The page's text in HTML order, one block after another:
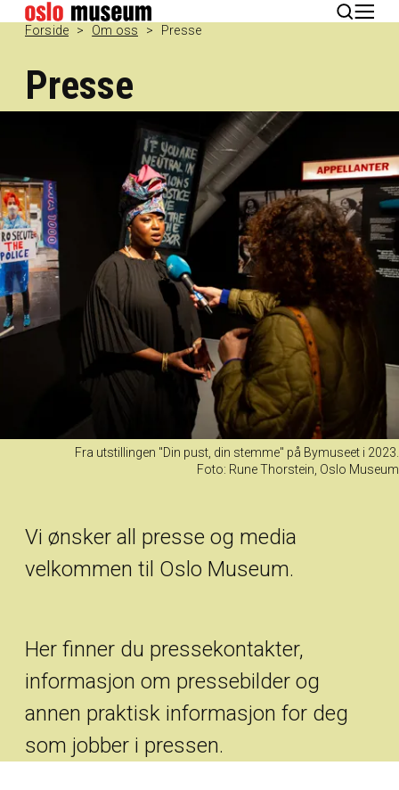
English
Forside Om oss Presse
Presse
Fra utstillingen "Din pust, din stemme" på Bymuseet i 2023.
Foto: Rune Thorstein, Oslo Museum
Vi ønsker all presse og media
velkommen til Oslo Museum.
Her finner du pressekontakter,
informasjon om pressebilder og
annen praktisk informasjon for deg
som jobber i pressen.